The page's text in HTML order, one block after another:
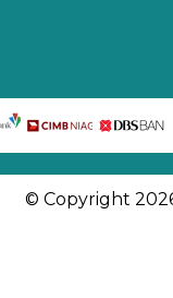
© Copyright